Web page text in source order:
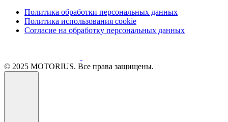
Политика обработки персональных данных
Политика использования cookie
Согласие на обработку персональных данных
© 2025 MOTORIUS. Все права защищены.